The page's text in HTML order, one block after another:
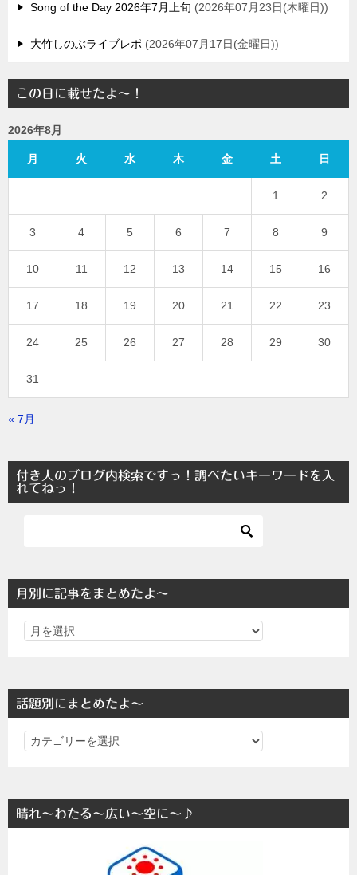
Song of the Day 2026年7月上旬 2026年07月23日(木曜日)
大竹しのぶライブレポ 2026年07月17日(金曜日)
この日に載せたよ～！
2026年8月
月 火 水 木 金 土 日
1 2
3 4 5 6 7 8 9
10 11 12 13 14 15 16
17 18 19 20 21 22 23
24 25 26 27 28 29 30
31
« 7月
付き人のブログ内検索ですっ！調べたいキーワードを入
れてねっ！
月別に記事をまとめたよ～
話題別にまとめたよ～
話
に
ま
晴れ～わたる～広い～空に～♪